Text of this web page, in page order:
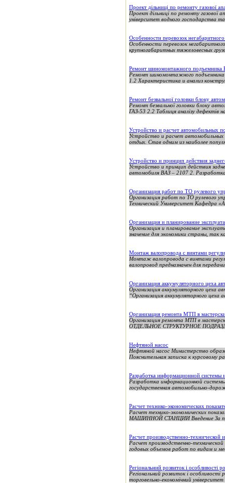
Проект дільниці по ремонту газової
Проект дільниці по ремонту газової
університет водного господарства
Особенности перевозок негабаритного
Особенности перевозок
крупногабаритных тяжеловесных
Ремонт шиномонтажного подъемника
Ремонт шиномонтажного
1.2 Характеристика и анализ
Ремонт безвальної головки блоку
Ремонт безвальної головки блоку
ГАЗ-53 2.2 Таблиця аналізу дефектів
Устройство и расчет автомобильных
Устройство и расчет автомобильных
отдых. Став одним из наиболее
Устройство и принцип действия
Устройство и принцип действия
автомобиля ВАЗ – 2107 2. Разработка
Организация работ по ТО рулевого
Организация работ по ТО рулевого
Технический Университет Кафедра
Организация и планирование
Организация и планирование
значение для экономики страны, так
Монтаж валопровода с винтами
Монтаж валопровода с винтами
валопровод предназначен для
Организация аккумуляторного цеха
Организация аккумуляторного цеха
“Организация аккумуляторного
Организация ремонта МТП в
Организация ремонта МТП в
ОТДЕЛЬНОЕ СТРУКТУРНОЕ
Нефтяной насос
Нефтяной насос Министерство
Пояснительная записка к курсовому
Разработка информационной системы
Разработка информационной
государственная автомобильно-
Расчет технико-экономических
Расчет технико-экономических
МАШИННОЙ СТАНЦИИ Введение За
Расчет производственно-
Расчет производственно-
годовых объемов работ по видам и
Регіональний розвиток і особливості
Регіональний розвиток і
торговельно-економічний